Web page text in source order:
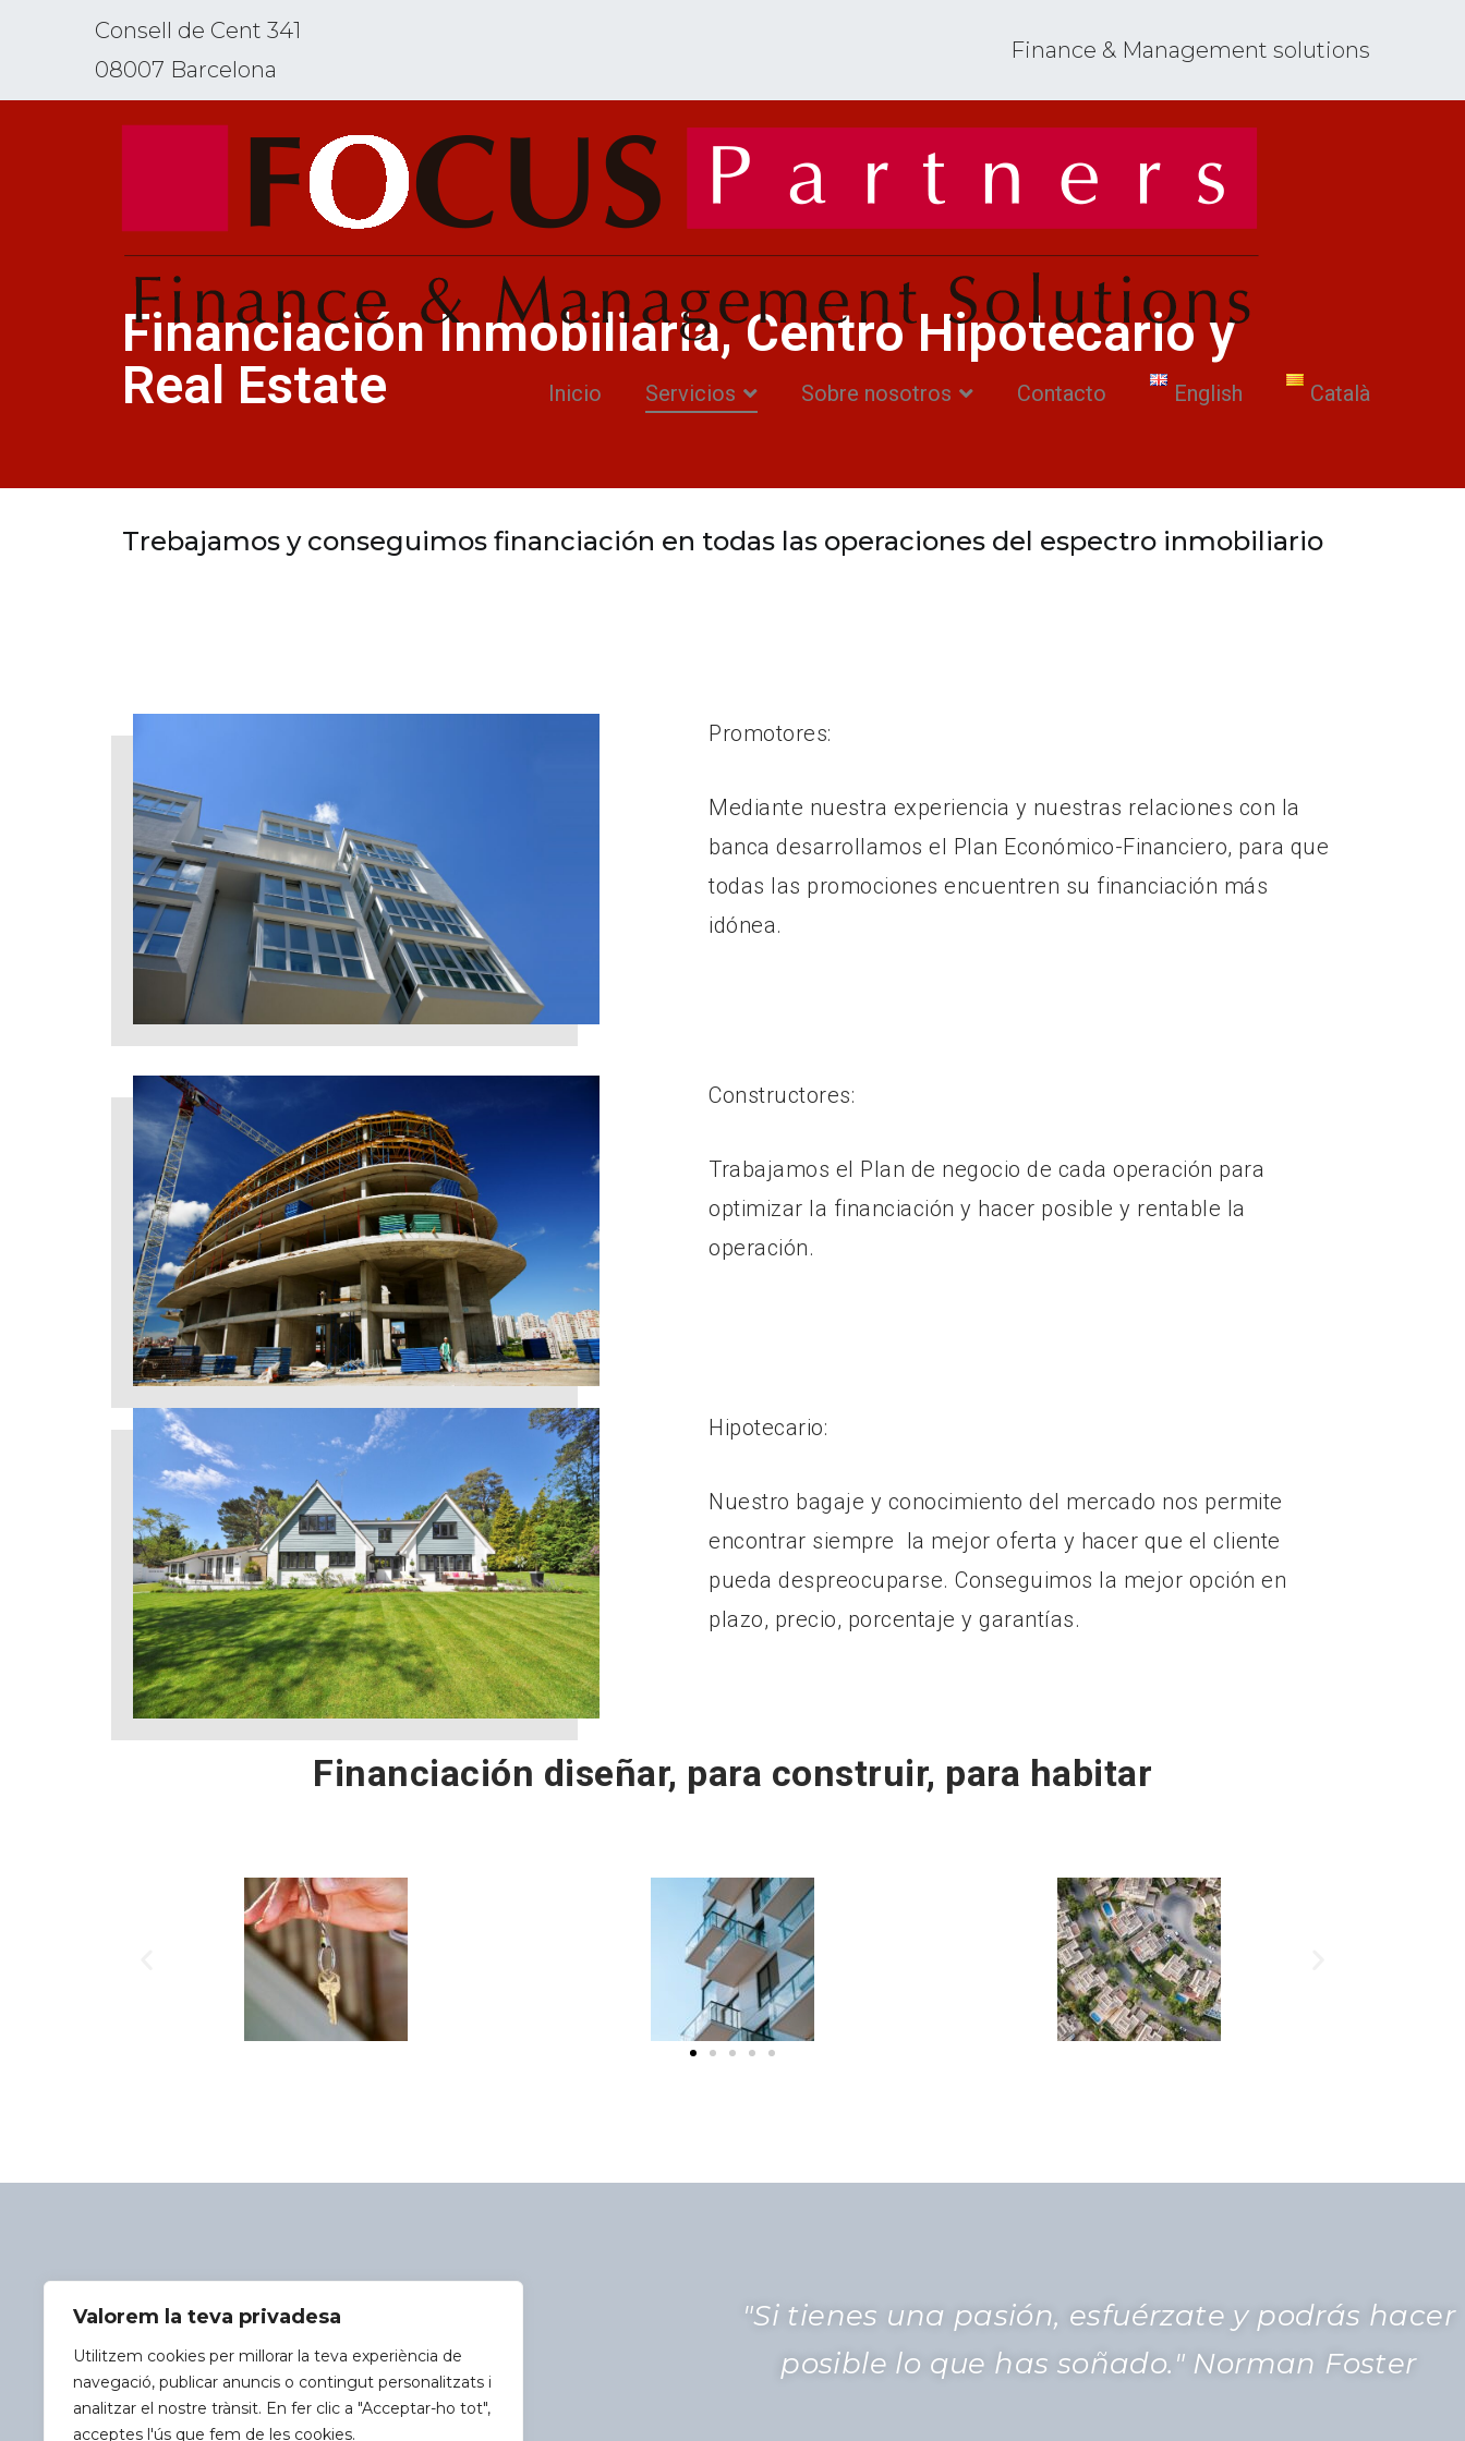
Valorem la teva privadesa
Utilitzem cookies per millorar la teva experiència de
navegació, publicar anuncis o contingut personalitzats i
analitzar el nostre trànsit. En fer clic a "Acceptar-ho tot",
acceptes l'ús que fem de les cookies.
Consell de Cent 341
08007 Barcelona
Finance & Management solutions
Inicio Servicios Sobre nosotros Contacto English Català
Financiación Inmobiliaria, Centro Hipotecario y
Real Estate
Trebajamos y conseguimos financiación en todas las operaciones del espectro inmobiliario
Promotores:
Mediante nuestra experiencia y nuestras relaciones con la
banca desarrollamos el Plan Económico-Financiero, para que
todas las promociones encuentren su financiación más
idónea.
Constructores:
Trabajamos el Plan de negocio de cada operación para
optimizar la financiación y hacer posible y rentable la
operación.
Hipotecario:
Nuestro bagaje y conocimiento del mercado nos permite
encontrar siempre la mejor oferta y hacer que el cliente
pueda despreocuparse. Conseguimos la mejor opción en
plazo, precio, porcentaje y garantías.
Financiación diseñar, para construir, para habitar
Hablemos
info@focuspartners.es
"Si tienes una pasión, esfuérzate y podrás hacer
posible lo que has soñado." Norman Foster